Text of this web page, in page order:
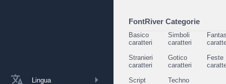
Lingua
FontRiver Categorie
Basico
caratteri
Simboli
caratteri
Stranieri
caratteri
Gotico
caratteri
Feste
Script
Techno